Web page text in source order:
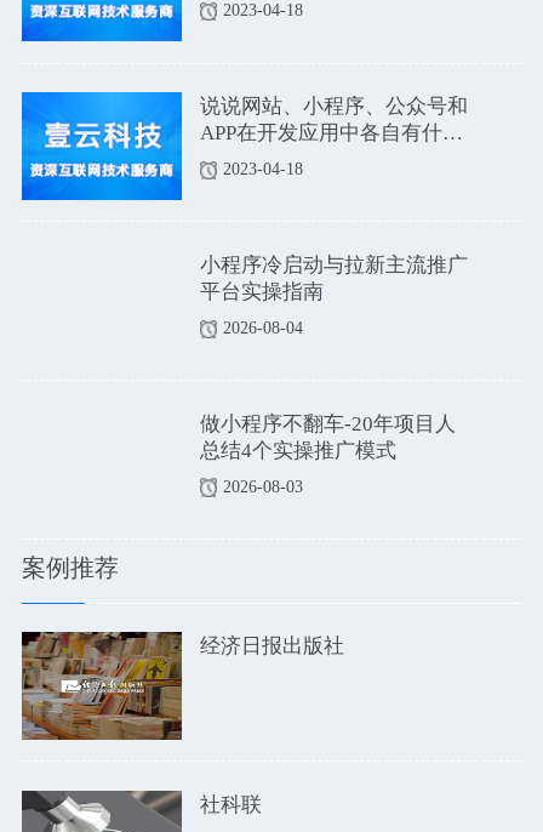
2023-04-18
说说网站、小程序、公众号和
APP在开发应用中各自有什么
优点和缺点吗？
2023-04-18
小程序冷启动与拉新主流推广
平台实操指南
2026-08-04
做小程序不翻车-20年项目人
总结4个实操推广模式
2026-08-03
案例推荐
经济日报出版社
社科联